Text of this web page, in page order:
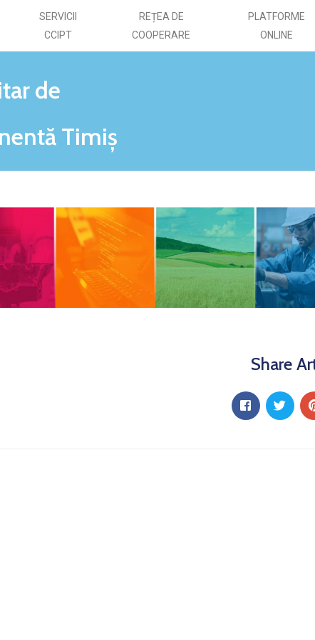
SERVICII
CCIPT
REȚEA DE
COOPERARE
PLATFORME
ONLINE
de
Timiș
Share